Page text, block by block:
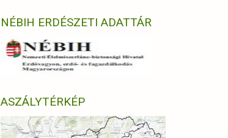
NÉBIH ERDÉSZETI ADATTÁR
ASZÁLYTÉRKÉP